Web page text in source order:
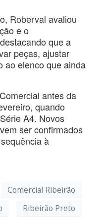
Roberval avaliou
e o
que a
peças, ajustar
ao elenco que ainda
antes da
quando
A4. Novos
ser confirmados
à
Comercial Ribeirão
Ribeirão Preto